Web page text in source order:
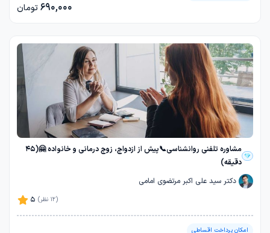
690,000تومان
مشاوره تلفنی روانشناسی📞پیش از ازدواج، زوج درمانی و خانواده 🤗(45
دقیقه)
دکتر سید علی اکبر مرتضوی امامی
5
(12 نظر)
امکان پرداخت اقساطی